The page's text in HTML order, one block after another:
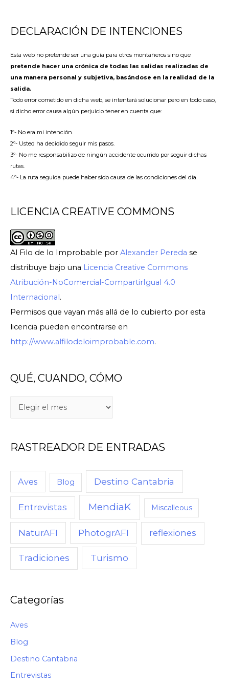
DECLARACIÓN DE INTENCIONES
Esta web no pretende ser una guía para otros montañeros sino que
pretende hacer una crónica de todas las salidas realizadas de
una manera personal y subjetiva, basándose en la realidad de la
salida.
Todo error cometido en dicha web, se intentará solucionar pero en todo caso,
si dicho error causa algún perjuicio tener en cuenta que:
1º- No era mi intención.
2º- Usted ha decidido seguir mis pasos.
3º- No me responsabilizo de ningún accidente ocurrido por seguir dichas
rutas.
4º- La ruta seguida puede haber sido causa de las condiciones del día.
LICENCIA CREATIVE COMMONS
Al Filo de lo Improbable por Alexander Pereda se
distribuye bajo una Licencia Creative Commons
Atribución-NoComercial-CompartirIgual 4.0
Internacional.
Permisos que vayan más allá de lo cubierto por esta
licencia pueden encontrarse en
http://www.alfilodeloimprobable.com.
QUÉ, CUANDO, CÓMO
RASTREADOR DE ENTRADAS
Aves Blog Destino Cantabria
Entrevistas MendiaK Miscalleous
NaturAFI PhotogrAFI reflexiones
Tradiciones Turismo
Categorías
Aves
Blog
Destino Cantabria
Entrevistas